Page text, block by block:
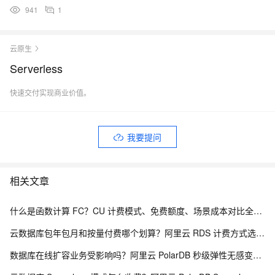
941 1
云原生
Serverless
快速交付实现商业价值。
我要提问
相关文章
什么是函数计算 FC？CU 计费模式、免费额度、场景成本对比全说明
云数据库包年包月和按量付费哪个划算？阿里云 RDS 计费方式选型全解析
数据库在线扩容业务受影响吗？阿里云 PolarDB 秒级弹性无感变配解析